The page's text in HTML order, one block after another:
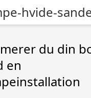
hvide-
du din
en